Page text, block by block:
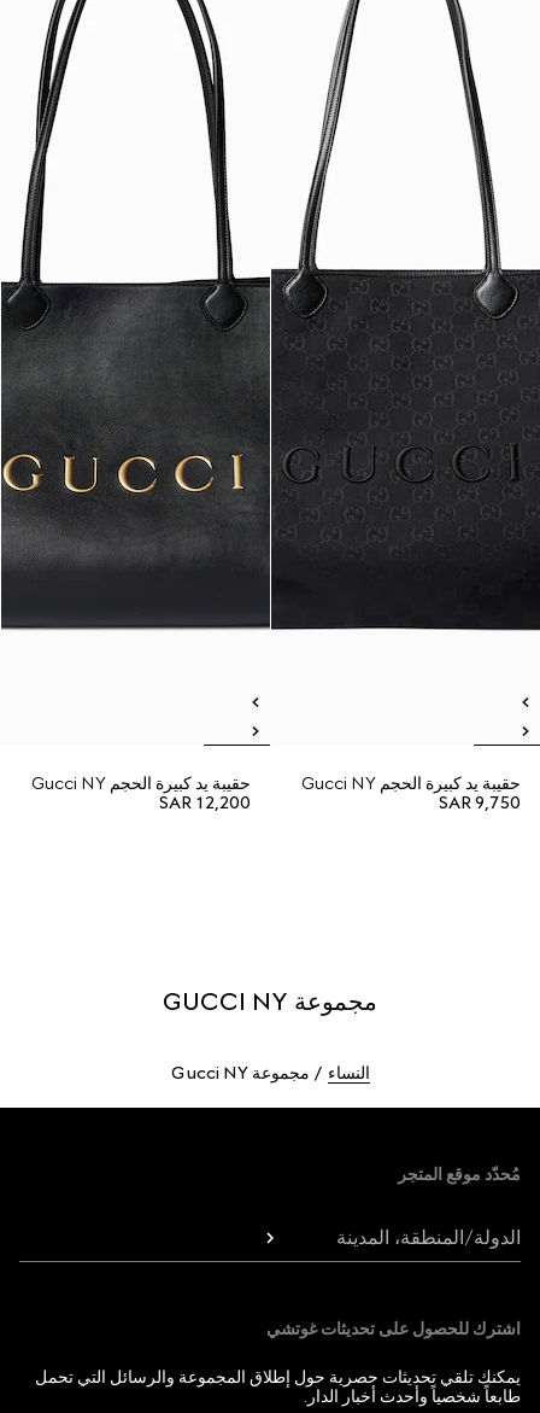
حقيبة يد كبيرة الحجم Gucci NY
SAR 9,750
حقيبة يد كبيرة الحجم Gucci NY
SAR 12,200
مجموعة GUCCI NY
النساء مجموعة Gucci NY
مُحدّد موقع المتجر
الدولة/المنطقة، المدينة
اشترك للحصول على تحديثات غوتشي
يمكنك تلقي تحديثات حصرية حول إطلاق المجموعة والرسائل التي تحمل
طابعاً شخصياً وأحدث أخبار الدار.